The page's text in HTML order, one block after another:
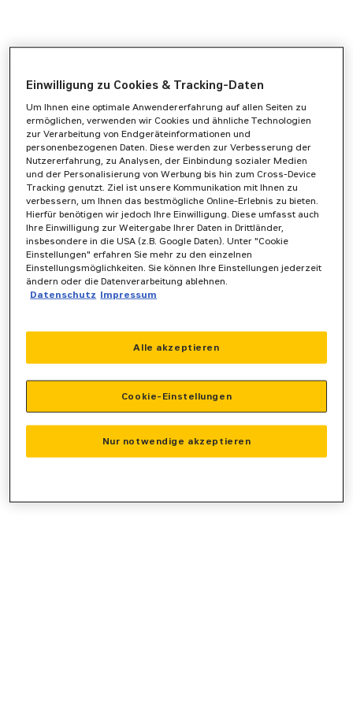
Application error: aclient-side exception has occurred while
www.zeppelin-powersystems.com
Einwilligung zu Cookies & Tracking-Daten
Um Ihnen eine optimale Anwendererfahrung auf allen Seiten zu
ermöglichen, verwenden wir Cookies und ähnliche Technologien
zur Verarbeitung von Endgeräteinformationen und
personenbezogenen Daten. Diese werden zur Verbesserung der
Nutzererfahrung, zu Analysen, der Einbindung sozialer Medien
und der Personalisierung von Werbung bis hin zum Cross-Device
Tracking genutzt. Ziel ist unsere Kommunikation mit Ihnen zu
verbessern, um Ihnen das bestmögliche Online-Erlebnis zu bieten.
Hierfür benötigen wir jedoch Ihre Einwilligung. Diese umfasst auch
Ihre Einwilligung zur Weitergabe Ihrer Daten in Drittländer,
insbesondere in die USA (z.B. Google Daten). Unter "Cookie
Einstellungen" erfahren Sie mehr zu den einzelnen
Einstellungsmöglichkeiten. Sie können Ihre Einstellungen jederzeit
ändern oder die Datenverarbeitung ablehnen.
Datenschutz Impressum
Nur notwendige akzeptieren
Alle akzeptieren
Cookie-Einstellungen